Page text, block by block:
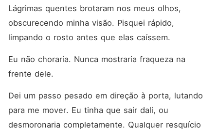
Lágrimas quentes brotaram nos meus olhos,
obscurecendo minha visão. Pisquei rápido,
limpando o rosto antes que elas caíssem.
Eu não choraria. Nunca mostraria fraqueza na
frente dele.
Dei um passo pesado em direção à porta, lutando
para me mover. Eu tinha que sair dali, ou
desmoronaria completamente. Qualquer resquício